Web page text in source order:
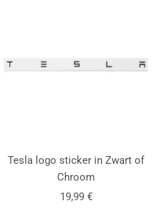
Tesla logo sticker in Zwart of
Chroom
Aanbiedingsprijs
19,99 €